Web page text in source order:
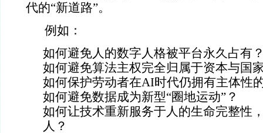
代的“新道路”。
例如：
如何避免人的数字人格被平台永久占有
如何避免算法主权完全归属于资本与国
如何保护劳动者在AI时代仍拥有主体性
如何避免数据成为新型“圈地运动”？
如何让技术重新服务于人的生命完整性
人？